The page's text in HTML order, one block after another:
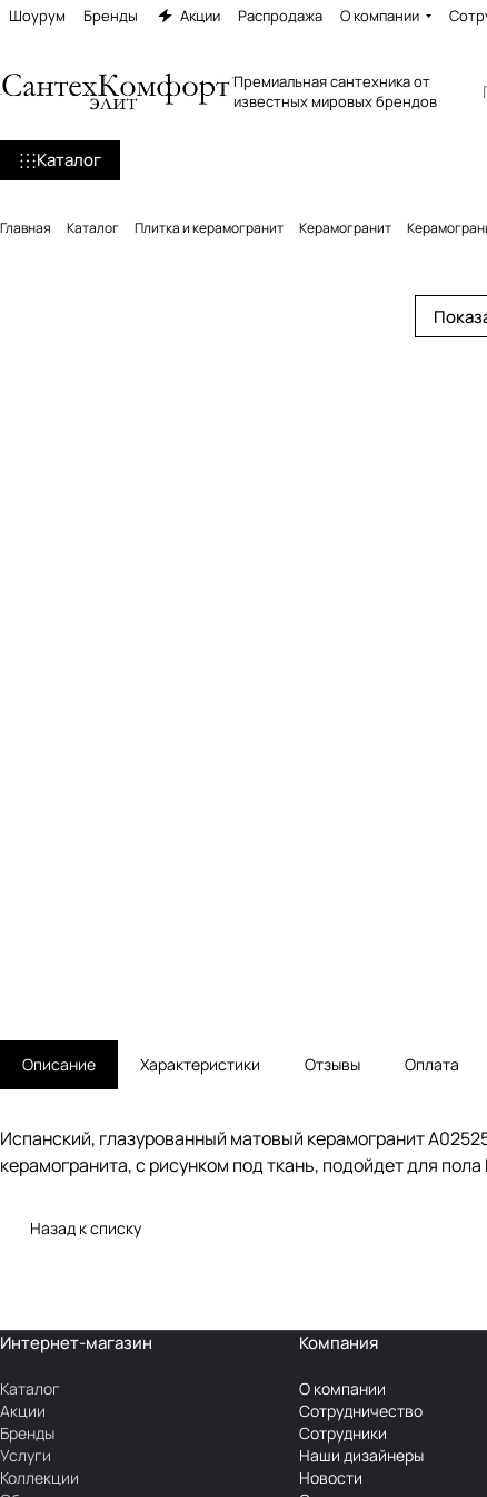
Шоурум Бренды Акции Распродажа О компании
Премиальная сантехника от
известных мировых брендов
Каталог
Главная Каталог Плитка и керамогранит Керамогранит
Описание Характеристики Отзывы Оплата
Испанский, глазурованный матовый керамогранит
керамогранита, с рисунком под ткань, подойдет для
Назад к списку
Интернет-магазин
Каталог
Акции
Бренды
Услуги
Коллекции
Компания
О компании
Сотрудничество
Сотрудники
Наши дизайнеры
Новости